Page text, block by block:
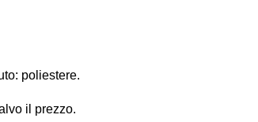
poliestere.
il prezzo.